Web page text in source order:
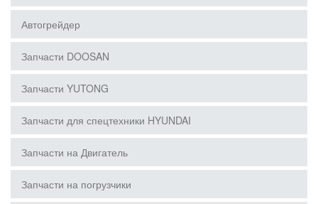
Автогрейдер
Запчасти DOOSAN
Запчасти YUTONG
Запчасти для спецтехники HYUNDAI
Запчасти на Двигатель
Запчасти на погрузчики